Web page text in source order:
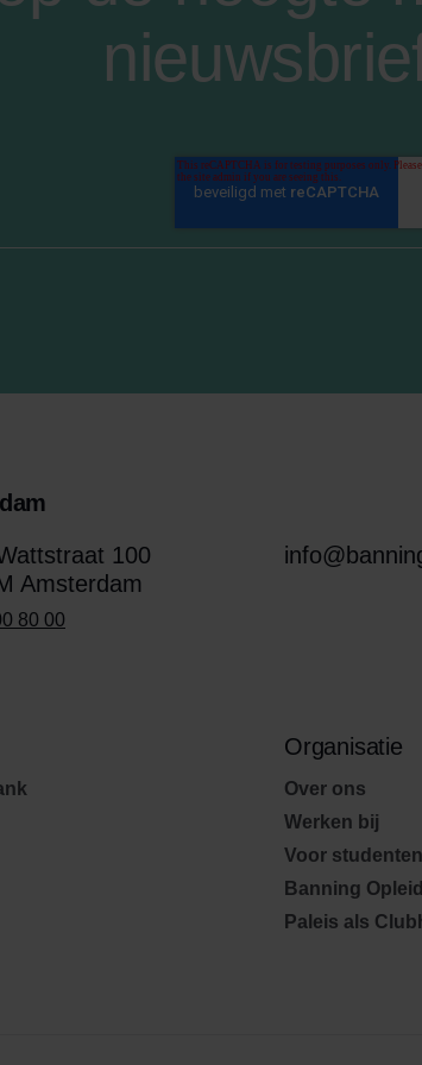
100
Amsterdam
80 00
Organisatie
Over ons
Werken bij
Voor studenten
Banning
Paleis als